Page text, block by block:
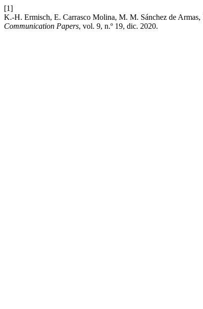
[1]
K.-H. Ermisch, E. Carrasco Molina, M. M. Sánchez de
Communication Papers, vol. 9, n.º 19, dic. 2020.